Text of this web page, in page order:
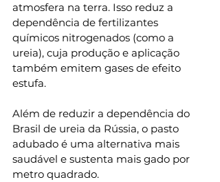
atmosfera na terra. Isso reduz a
dependência de fertilizantes
químicos nitrogenados (como a
ureia), cuja produção e aplicação
também emitem gases de efeito
estufa.
Além de reduzir a dependência do
Brasil de ureia da Rússia, o pasto
adubado é uma alternativa mais
saudável e sustenta mais gado por
metro quadrado.